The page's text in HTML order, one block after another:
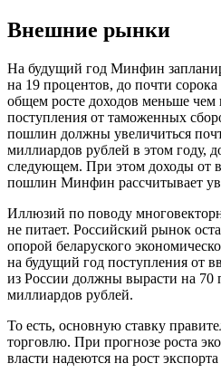
Внешние рынки
На будущий год Минфин
на 19 процентов, до почти
общем росте доходов меньше чем
поступления от таможенных
пошлин должны увеличиться
миллиардов рублей в этом году,
следующем. При этом доходы от
пошлин Минфин рассчитывает
Иллюзий по поводу
не питает. Российский рынок
опорой беларуского
на будущий год поступления от
из России должны вырасти на 70
миллиардов рублей.
То есть, основную ставку
торговлю. При прогнозе роста
власти надеются на рост